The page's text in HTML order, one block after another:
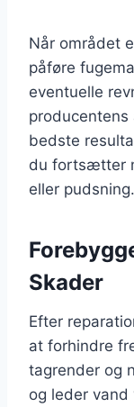
Når området
påføre
eventuelle
bedste
du fortsætter
eller pudsning.
Skader
Efter
at forhindre
tagrender og
og leder